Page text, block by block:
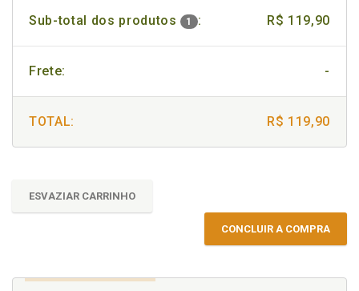
Sub-total dos produtos 1 : R$ 119,90
Frete: -
TOTAL: R$ 119,90
ESVAZIAR CARRINHO
CONCLUIR A COMPRA